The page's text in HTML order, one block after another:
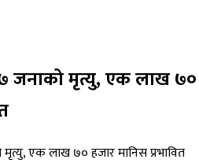
जनाको मृत्यु, एक लाख ७०